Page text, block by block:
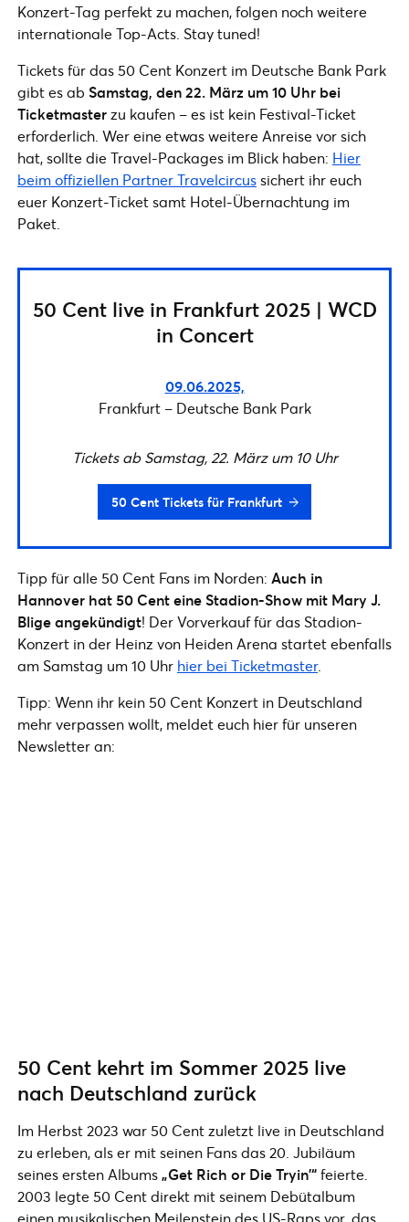
Konzert-Tag perfekt zu machen, folgen noch weitere
internationale Top-Acts. Stay tuned!
Tickets für das 50 Cent Konzert im Deutsche Bank Park
gibt es ab Samstag, den 22. März um 10 Uhr bei
Ticketmasterzu kaufen – es ist kein Festival-Ticket
erforderlich. Wer eine etwas weitere Anreise vor sich
hat, sollte die Travel-Packages im Blick haben: Hier
beim offiziellen Partner Travelcircussichert ihr euch
euer Konzert-Ticket samt Hotel-Übernachtung im
Paket.
50 Cent live in Frankfurt 2025 | WCD
in Concert
09.06.2025,
Frankfurt – Deutsche Bank Park
Tickets ab Samstag, 22. März um 10 Uhr
50 Cent Tickets für Frankfurt
Tipp für alle 50 Cent Fans im Norden: Auch in
Hannover hat 50 Cent eine Stadion-Show mit Mary J.
Blige angekündigt! Der Vorverkauf für das Stadion-
Konzert in der Heinz von Heiden Arena startet ebenfalls
am Samstag um 10 Uhr hier bei Ticketmaster.
Tipp: Wenn ihr kein 50 Cent Konzert in Deutschland
mehr verpassen wollt, meldet euch hier für unseren
Newsletter an:
50 Cent kehrt im Sommer 2025 live
nach Deutschland zurück
Im Herbst 2023 war 50 Cent zuletzt live in Deutschland
zu erleben, als er mit seinen Fans das 20. Jubiläum
seines ersten Albums„Get Rich or Die Tryin'“feierte.
2003 legte 50 Cent direkt mit seinem Debütalbum
einen musikalischen Meilenstein des US-Raps vor, das